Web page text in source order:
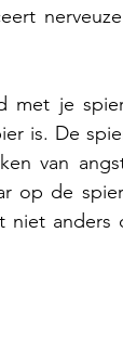
met je
is. De
van
op de
anders